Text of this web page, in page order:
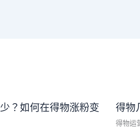
？如何在得物涨粉变
得物
得物运